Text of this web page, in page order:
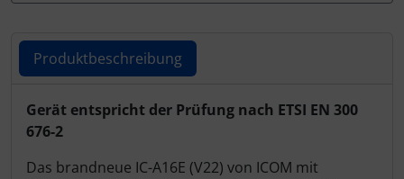
Produktbeschreibung
Produktbeschreibung
Gerät entspricht der Prüfung nach ETSI EN 300
676-2
Das brandneue IC-A16E (V22) von ICOM mit